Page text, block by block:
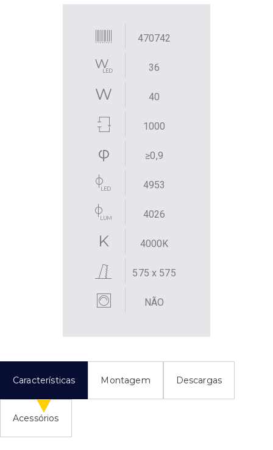
470742
36
40
1000
≥0,9
4953
4026
4000K
575 x 575
NÃO
Características Montagem Descargas
Acessórios